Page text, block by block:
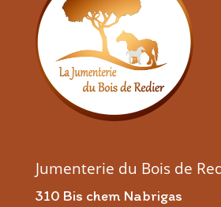
Jumenterie du Bois de
310 Bis chem Nabrigas